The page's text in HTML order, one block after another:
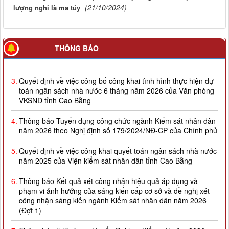
lượng nghi là ma túy (21/10/2024)
THÔNG BÁO
2.
Quyết định về việc công bố công khai giao dự toán NSNN
Quyết định về việc công bố công khai tình hình thực hiện dự
toán ngân sách nhà nước 6 tháng năm 2026 của Văn phòng
VKSND tỉnh Cao Bằng
Thông báo Tuyển dụng công chức ngành Kiểm sát nhân dân
năm 2026 theo Nghị định số 179/2024/NĐ-CP của Chính phủ
Quyết định về việc công khai quyết toán ngân sách nhà nước
năm 2025 của Viện kiểm sát nhân dân tỉnh Cao Bằng
Thông báo Kết quả xét công nhận hiệu quả áp dụng và
phạm vi ảnh hưởng của sáng kiến cấp cơ sở và đề nghị xét
công nhận sáng kiến ngành Kiểm sát nhân dân năm 2026
(Đợt 1)
Thông báo thời gian sơ tuyển Đại học Kiểm sát năm 2026